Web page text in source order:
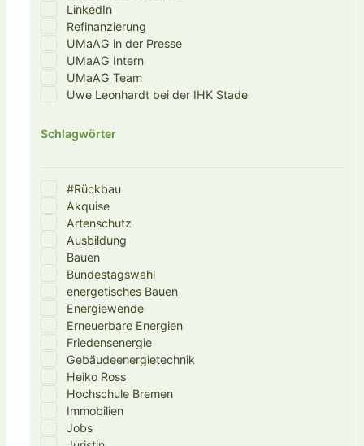
LinkedIn
Refinanzierung
UMaAG in der Presse
UMaAG Intern
UMaAG Team
Uwe Leonhardt bei der IHK Stade
Schlagwörter
#Rückbau
Akquise
Artenschutz
Ausbildung
Bauen
Bundestagswahl
energetisches Bauen
Energiewende
Erneuerbare Energien
Friedensenergie
Gebäudeenergietechnik
Heiko Ross
Hochschule Bremen
Immobilien
Jobs